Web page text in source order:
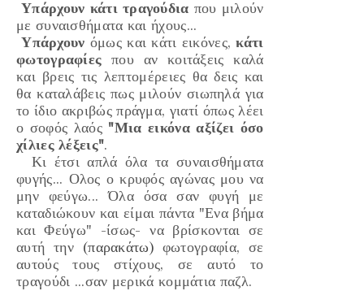
Υπάρχουν κάτι τραγούδια που μιλούν
με συναισθήματα και ήχους...
Υπάρχουν όμως και κάτι εικόνες,κάτι
φωτογραφίες που αν κοιτάξεις καλά
και βρεις τις λεπτομέρειες θα δεις και
θα καταλάβεις πως μιλούν σιωπηλά για
το ίδιο ακριβώς πράγμα, γιατί όπως λέει
ο σοφός λαός "Μια εικόνα αξίζει όσο
χίλιες λέξεις".
Κι έτσι απλά όλα τα συναισθήματα
φυγής... Ολος ο κρυφός αγώνας μου να
μην φεύγω... Όλα όσα σαν φυγή με
καταδιώκουν και είμαι πάντα "Ενα βήμα
και Φεύγω" -ίσως- να βρίσκονται σε
αυτή την (παρακάτω)φωτογραφία, σε
αυτούς τους στίχους, σε αυτό το
τραγούδι ...σαν μερικά κομμάτια παζλ.